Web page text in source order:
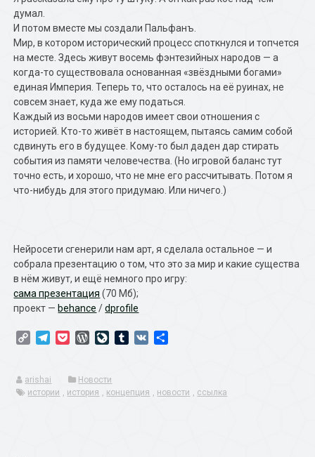
думал.
И потом вместе мы создали Пальфанъ.
Мир, в котором исторический процесс споткнулся и топчется
на месте. Здесь живут восемь фэнтезийных народов — а
когда-то существовала основанная «звёздными богами»
единая Империя. Теперь то, что осталось на её руинах, не
совсем знает, куда же ему податься.
Каждый из восьми народов имеет свои отношения с
историей. Кто-то живёт в настоящем, пытаясь самим собой
сдвинуть его в будущее. Кому-то был даден дар стирать
события из памяти человечества. (Но игровой баланс тут
точно есть, и хорошо, что не мне его рассчитывать. Потом я
что-нибудь для этого придумаю. Или ничего.)
Нейросети сгенерили нам арт, я сделала остальное — и
собрала презентацию о том, что это за мир и какие существа
в нём живут, и ещё немного про игру:
сама презентация (70 Мб);
проект — behance /dprofile
Copy TelegramPocketWordPress
LiveJournal
Tumblr
VK
arishai
Новости
истории , история , концепция , новости , ссылка